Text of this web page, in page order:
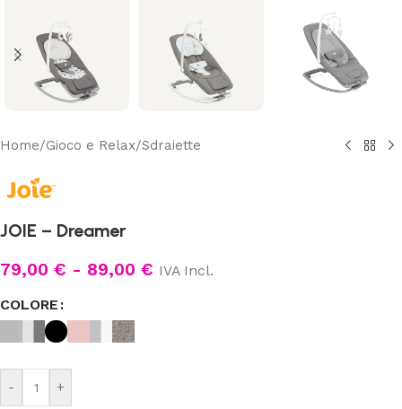
Home/Gioco e Relax/Sdraiette
JOIE – Dreamer
79,00 € - 89,00 € IVA Incl.
COLORE
- +